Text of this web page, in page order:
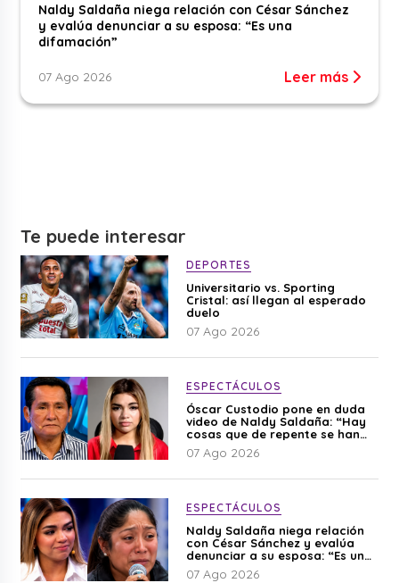
Naldy Saldaña niega relación con César Sánchez
y evalúa denunciar a su esposa: “Es una
difamación”
07 Ago 2026 Leer más
Te puede interesar
DEPORTES
Universitario vs. Sporting
Cristal: así llegan al esperado
duelo
07 Ago 2026
ESPECTÁCULOS
Óscar Custodio pone en duda
video de Naldy Saldaña: “Hay
cosas que de repente se han
editado”
07 Ago 2026
ESPECTÁCULOS
Naldy Saldaña niega relación
con César Sánchez y evalúa
denunciar a su esposa: “Es una
difamación”
07 Ago 2026